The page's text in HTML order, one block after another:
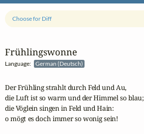
Frühlingswonne
Language: German (Deutsch)
Choose for Diff
Der Frühling strahlt durch Feld und Au,
die Luft ist so warm und der Himmel so blau;
die Vöglein singen in Feld und Hain:
o mögt es doch immer so wonig sein!